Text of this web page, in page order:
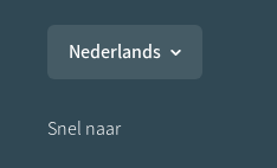
Nederlands
Snel naar